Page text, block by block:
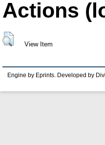
Actions
View Item
Engine by Eprints. Developed by